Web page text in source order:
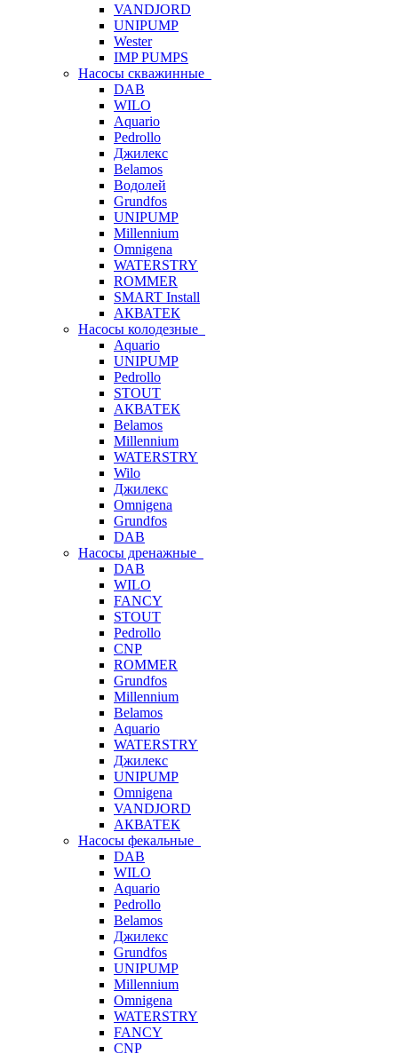
VANDJORD
UNIPUMP
Wester
IMP PUMPS
Насосы скважинные
DAB
WILO
Aquario
Pedrollo
Джилекс
Belamos
Водолей
Grundfos
UNIPUMP
Millennium
Omnigena
WATERSTRY
ROMMER
SMART Install
АКВАТЕК
Насосы колодезные
Aquario
UNIPUMP
Pedrollo
STOUT
АКВАТЕК
Belamos
Millennium
WATERSTRY
Wilo
Джилекс
Omnigena
Grundfos
DAB
Насосы дренажные
DAB
WILO
FANCY
STOUT
Pedrollo
CNP
ROMMER
Grundfos
Millennium
Belamos
Aquario
WATERSTRY
Джилекс
UNIPUMP
Omnigena
VANDJORD
АКВАТЕК
Насосы фекальные
DAB
WILO
Aquario
Pedrollo
Belamos
Джилекс
Grundfos
UNIPUMP
Millennium
Omnigena
WATERSTRY
FANCY
CNP